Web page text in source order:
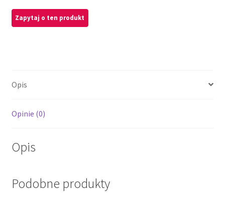
Opis
Opinie (0)
Opis
Podobne produkty